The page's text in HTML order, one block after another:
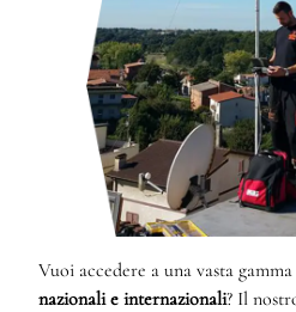
Vuoi accedere a una vasta
nazionali e internazionali? Il